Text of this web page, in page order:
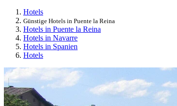
Hotels
Günstige Hotels in Puente la Reina
Hotels in Puente la Reina
Hotels in Navarre
Hotels in Spanien
Hotels